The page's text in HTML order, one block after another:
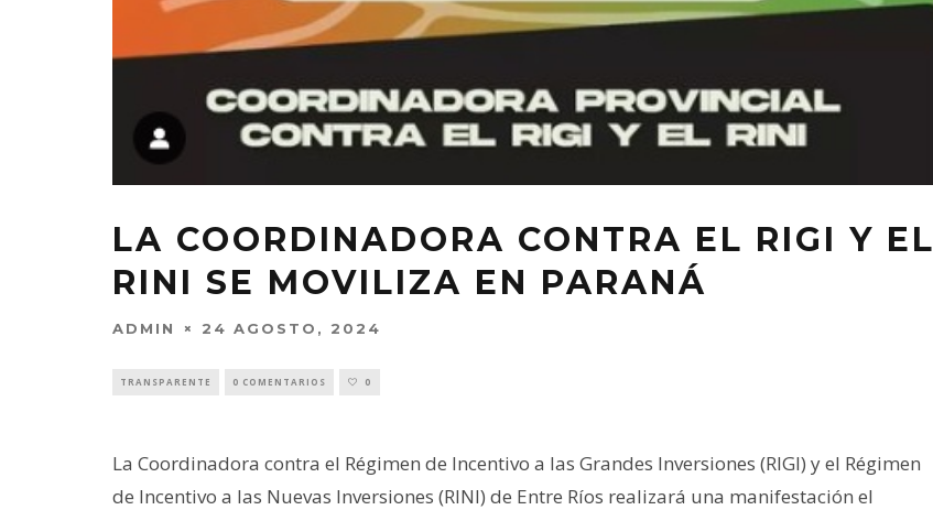
LA COORDINADORA CONTRA EL RIGI Y EL
RINI SE MOVILIZA EN PARANÁ
ADMIN 24 AGOSTO, 2024
TRANSPARENTE 0 COMENTARIOS 0
La Coordinadora contra el Régimen de Incentivo a las Grandes Inversiones (RIGI) y el Régimen
de Incentivo a las Nuevas Inversiones (RINI) de Entre Ríos realizará una manifestación el